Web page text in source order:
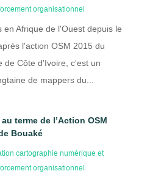
organisationnel
en Afrique de l'Ouest depuis le
l'action OSM 2015 du
de Côte d'Ivoire, c'est un
de mappers du...
terme de l’Action OSM
Bouaké
cartographie numérique et
organisationnel